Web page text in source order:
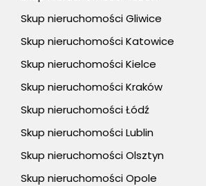
Skup nieruchomości Gliwice
Skup nieruchomości Katowice
Skup nieruchomości Kielce
Skup nieruchomości Kraków
Skup nieruchomości Łódź
Skup nieruchomości Lublin
Skup nieruchomości Olsztyn
Skup nieruchomości Opole